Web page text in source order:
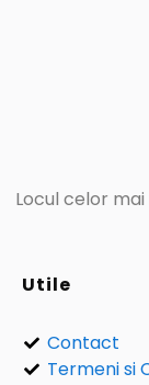
Locul celor
Utile
Contact
Termeni si